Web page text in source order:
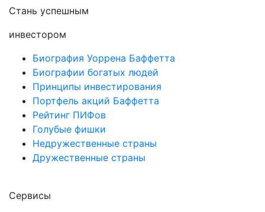
Стань успешным
инвестором
Биография Уоррена Баффетта
Биографии богатых людей
Принципы инвестирования
Портфель акций Баффетта
Рейтинг ПИФов
Голубые фишки
Недружественные страны
Дружественные страны
Сервисы